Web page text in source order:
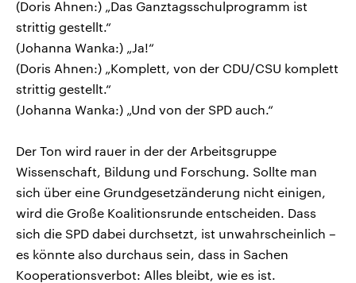
(Doris Ahnen:) „Das Ganztagsschulprogramm ist
strittig gestellt.“
(Johanna Wanka:) „Ja!“
(Doris Ahnen:) „Komplett, von der CDU/CSU komplett
strittig gestellt.“
(Johanna Wanka:) „Und von der SPD auch.“
Der Ton wird rauer in der der Arbeitsgruppe
Wissenschaft, Bildung und Forschung. Sollte man
sich über eine Grundgesetzänderung nicht einigen,
wird die Große Koalitionsrunde entscheiden. Dass
sich die SPD dabei durchsetzt, ist unwahrscheinlich –
es könnte also durchaus sein, dass in Sachen
Kooperationsverbot: Alles bleibt, wie es ist.